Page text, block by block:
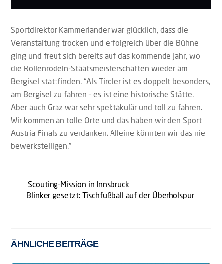
Sportdirektor Kammerlander war glücklich, dass die
Veranstaltung trocken und erfolgreich über die Bühne
ging und freut sich bereits auf das kommende Jahr, wo
die Rollenrodeln-Staatsmeisterschaften wieder am
Bergisel stattfinden. “Als Tiroler ist es doppelt besonders,
am Bergisel zu fahren – es ist eine historische Stätte.
Aber auch Graz war sehr spektakulär und toll zu fahren.
Wir kommen an tolle Orte und das haben wir den Sport
Austria Finals zu verdanken. Alleine könnten wir das nie
bewerkstelligen.”
Scouting-Mission in Innsbruck
Blinker gesetzt: Tischfußball auf der Überholspur
ÄHNLICHE BEITRÄGE